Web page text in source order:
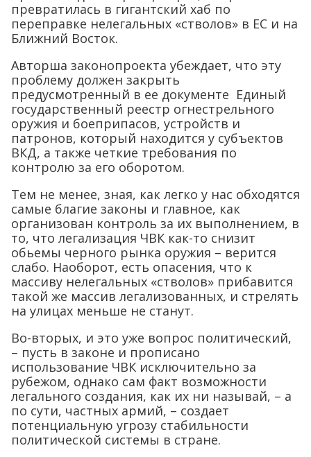
превратилась в гигантский хаб по
переправке нелегальных «стволов» в ЕС и на
Ближний Восток.
Авторша законопроекта убеждает, что эту
проблему должен закрыть
предусмотренный в ее документе Единый
государственный реестр огнестрельного
оружия и боеприпасов, устройств и
патронов, который находится у субъектов
ВКД, а также четкие требования по
контролю за его оборотом.
Тем не менее, зная, как легко у нас обходятся
самые благие законы и главное, как
организован контроль за их выполнением, в
то, что легализация ЧВК как-то снизит
обьемы черного рынка оружия – верится
слабо. Наоборот, есть опасения, что к
массиву нелегальных «стволов» прибавится
такой же массив легализованных, и стрелять
на улицах меньше не станут.
Во-вторых, и это уже вопрос политический,
– пусть в законе и прописано
использование ЧВК исключительно за
рубежом, однако сам факт возможности
легального создания, как их ни называй, – а
по сути, частных армий, – создает
потенциальную угрозу стабильности
политической системы в стране.